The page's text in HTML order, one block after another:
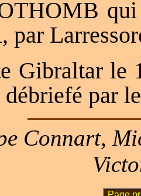
Gibraltar le
par
Connart,